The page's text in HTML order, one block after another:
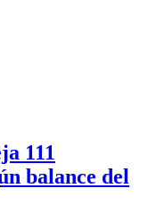
111
balance del